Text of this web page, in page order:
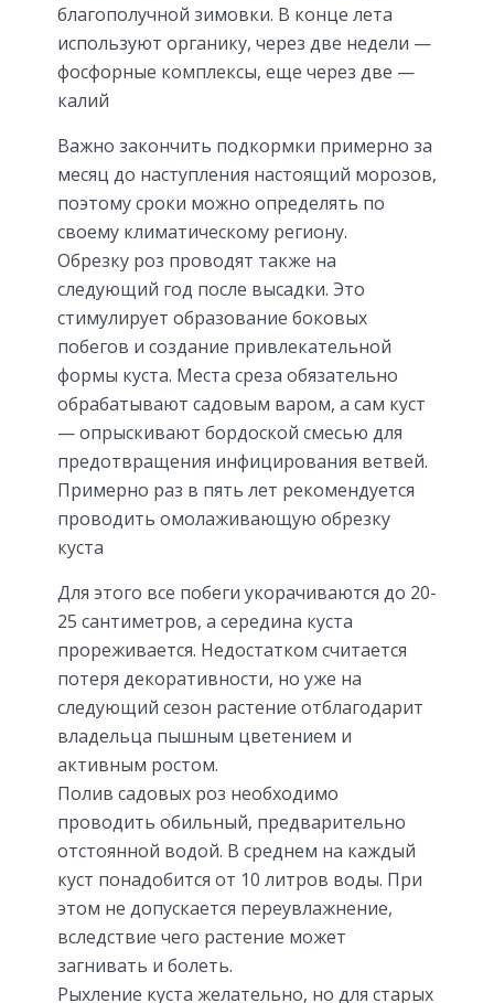
благополучной зимовки. В конце лета
используют органику, через две недели —
фосфорные комплексы, еще через две —
калий
Важно закончить подкормки примерно за
месяц до наступления настоящий морозов,
поэтому сроки можно определять по
своему климатическому региону.
Обрезку роз проводят также на
следующий год после высадки. Это
стимулирует образование боковых
побегов и создание привлекательной
формы куста. Места среза обязательно
обрабатывают садовым варом, а сам куст
— опрыскивают бордоской смесью для
предотвращения инфицирования ветвей.
Примерно раз в пять лет рекомендуется
проводить омолаживающую обрезку
куста
Для этого все побеги укорачиваются до 20-
25 сантиметров, а середина куста
прореживается. Недостатком считается
потеря декоративности, но уже на
следующий сезон растение отблагодарит
владельца пышным цветением и
активным ростом.
Полив садовых роз необходимо
проводить обильный, предварительно
отстоянной водой. В среднем на каждый
куст понадобится от 10 литров воды. При
этом не допускается переувлажнение,
вследствие чего растение может
загнивать и болеть.
Рыхление куста желательно, но для старых